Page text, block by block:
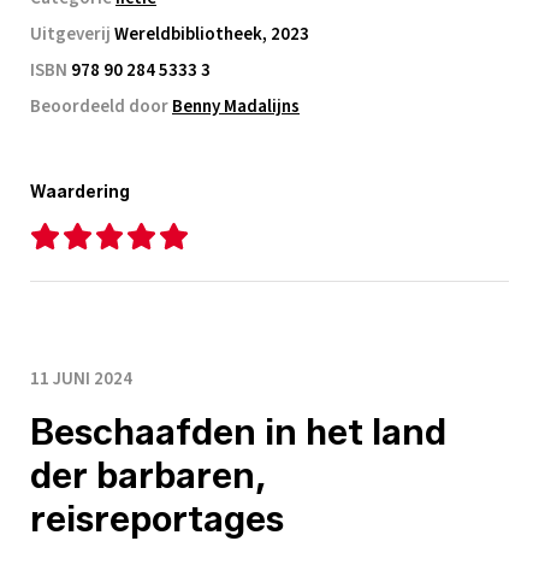
UitgeverijWereldbibliotheek, 2023
ISBN 978 90 284 5333 3
Beoordeeld doorBenny Madalijns
Waardering
11 JUNI 2024
Beschaafden in het land
der barbaren,
reisreportages